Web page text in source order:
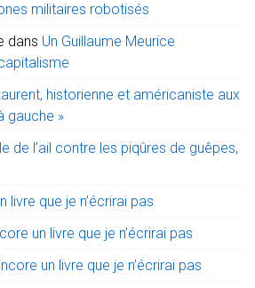
militaires robotisés
dans Un Guillaume Meurice
historienne et américaniste aux
gauche »
de l’ail contre les piqûres de guêpes,
livre que je n’écrirai pas
un livre que je n’écrirai pas
un livre que je n’écrirai pas